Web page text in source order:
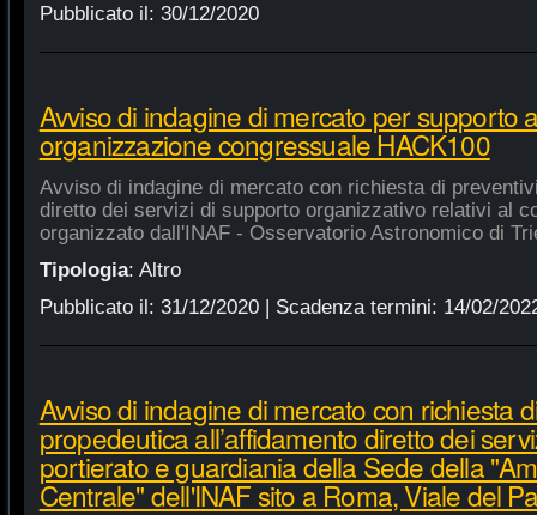
Pubblicato il: 30/12/2020
Avviso di indagine di mercato per supporto
organizzazione congressuale HACK100
Avviso di indagine di mercato con richiesta di
diretto dei servizi di supporto organizzativo relativi al
organizzato dall'INAF - Osservatorio Astronomico di
Tipologia: Altro
Pubblicato il: 31/12/2020| Scadenza termini: 14/02/
Avviso di indagine di mercato con richiesta
propedeutica all’affidamento diretto dei
portierato e guardiania della Sede della
Centrale" dell'INAF sito a Roma, Viale del